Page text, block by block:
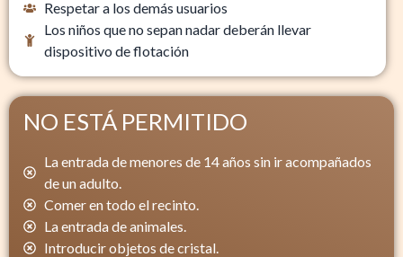
Respetar a los demás usuarios
Los niños que no sepan nadar deberán llevar
dispositivo de flotación
NO ESTÁ PERMITIDO
La entrada de menores de 14 años sin ir acompañados
de un adulto.
Comer en todo el recinto.
La entrada de animales.
Introducir objetos de cristal.